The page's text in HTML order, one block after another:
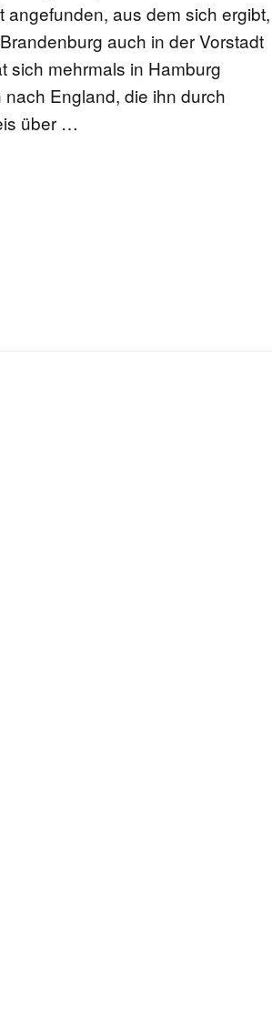
aus dem sich ergibt,
auch in der Vorstadt
sich mehrmals in Hamburg
England, die ihn durch
über …